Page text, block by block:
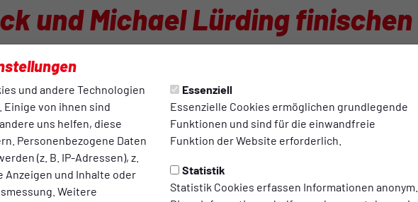
und andere Technologien
von ihnen sind
uns helfen, diese
Personenbezogene Daten
(z. B. IP-Adressen), z.
Anzeigen und Inhalte oder
Weitere
Essenziell
Essenzielle Cookies ermöglichen grundlegende
Funktionen und sind für die einwandfreie
Funktion der Website erforderlich.
Statistik
Statistik Cookies erfassen Informationen anonym.
und Michael Lürding finischen
vom TuS Bersenbrück waren erfolgreich beim 49. Berlin Marathon am 24.
belegte in Berlin mit einer Zeit von 3:56:30 Stunden in ihrer Altersklasse (W 40)
bei den Frauen. Michael kam bei seinem ersten Berlin Marathon mit 3:49:56
im Gesamtklassement auf Platz 12.848 bei den Männern, nachdem er in der
hatte. Eine Wiederholung im nächsten Jahr beim 50. Berlin Marathon
Dank ihrer guten Vorbereitung sehr zufrieden. Dazu gehörten regelmäßiges